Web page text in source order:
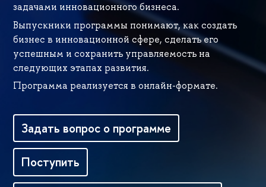
задачами инновационного бизнеса.
ыпускники программы понимают, как создать
изнес в инновационной сфере, сделать его
успешным и сохранить управляемость на
следующих этапах развития.
Программа реализуется в онлайн-формате.
Задать вопрос о программе
Поступить